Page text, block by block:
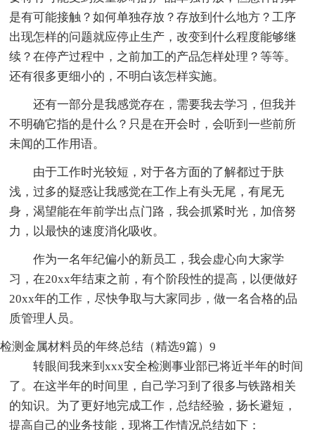
是有可能接触？如何单独存放？存放到什么地方？工序
出现怎样的问题就应停止生产，改变到什么程度能够继
续？在停产过程中，之前加工的产品怎样处理？等等。
还有很多更细小的，不明白该怎样实施。
还有一部分是我感觉存在，需要我去学习，但我并
不明确它指的是什么？只是在开会时，会听到一些前所
未闻的工作用语。
由于工作时光较短，对于各方面的了解都过于肤
浅，过多的疑惑让我感觉在工作上有头无尾，有尾无
身，渴望能在年前学出点门路，我会抓紧时光，加倍努
力，以最快的速度消化吸收。
作为一名年纪偏小的新员工，我会虚心向大家学
习，在20xx年结束之前，有个阶段性的提高，以便做好
20xx年的工作，尽快争取与大家同步，做一名合格的品
质管理人员。
检测金属材料员的年终总结（精选9篇）9
转眼间我来到xxx安全检测事业部已将近半年的时间
了。在这半年的时间里，自己学习到了很多与铁路相关
的知识。为了更好地完成工作，总结经验，扬长避短，
提高自己的业务技能，现将工作情况总结如下：